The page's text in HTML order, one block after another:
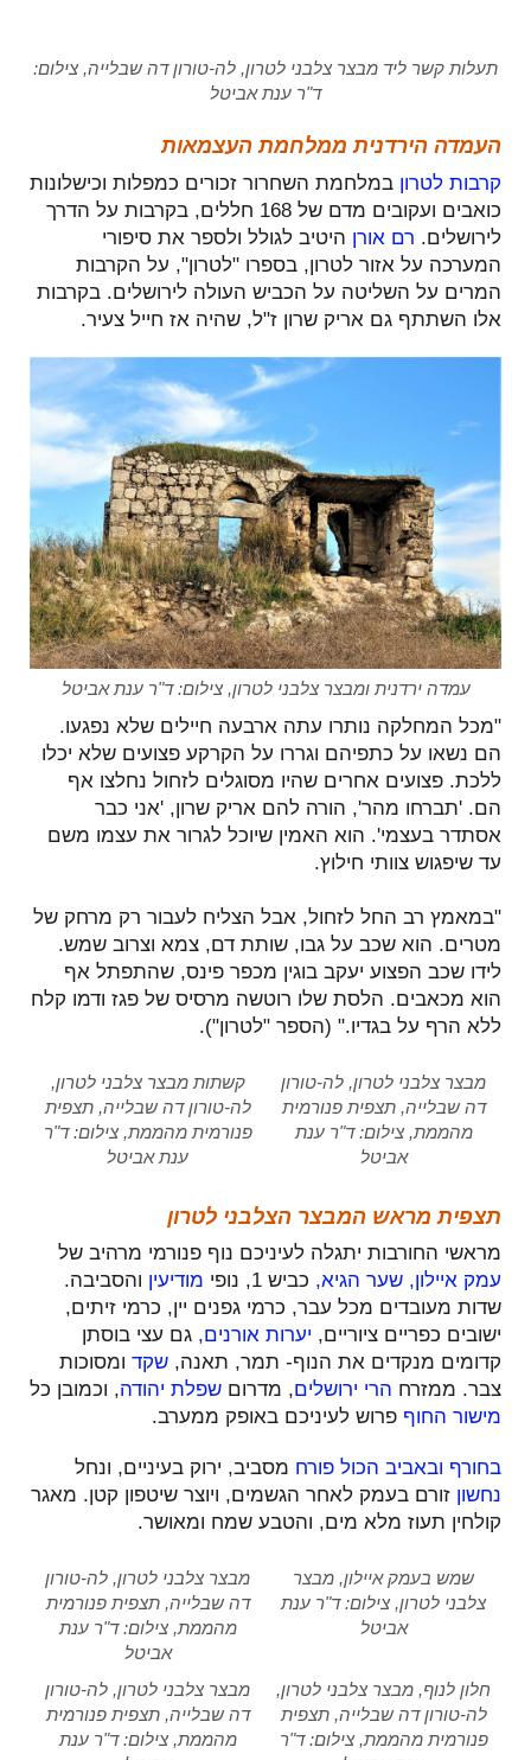
תעלות קשר ליד מבצר צלבני לטרון, לה-טורון דה שבלייה, צילום:
ד"ר ענת אביטל
העמדה הירדנית ממלחמת העצמאות
קרבות לטרון במלחמת השחרור זכורים כמפלות וכישלונות
כואבים ועקובים מדם של 168 חללים, בקרבות על הדרך
לירושלים. רם אורן היטיב לגולל ולספר את סיפורי
המערכה על אזור לטרון, בספרו "לטרון", על הקרבות
המרים על השליטה על הכביש העולה לירושלים. בקרבות
אלו השתתף גם אריק שרון ז"ל, שהיה אז חייל צעיר.
עמדה ירדנית ומבצר צלבני לטרון, צילום: ד"ר ענת אביטל
"מכל המחלקה נותרו עתה ארבעה חיילים שלא נפגעו.
הם נשאו על כתפיהם וגררו על הקרקע פצועים שלא יכלו
ללכת. פצועים אחרים שהיו מסוגלים לזחול נחלצו אף
הם. 'תברחו מהר', הורה להם אריק שרון, 'אני כבר
אסתדר בעצמי'. הוא האמין שיוכל לגרור את עצמו משם
עד שיפגוש צוותי חילוץ.
"במאמץ רב החל לזחול, אבל הצליח לעבור רק מרחק של
מטרים. הוא שכב על גבו, שותת דם, צמא וצרוב שמש.
לידו שכב הפצוע יעקב בוגין מכפר פינס, שהתפתל אף
הוא מכאבים. הלסת שלו רוטשה מרסיס של פגז ודמו קלח
ללא הרף על בגדיו." (הספר "לטרון").
מבצר צלבני לטרון, לה-טורון
דה שבלייה, תצפית פנורמית
מהממת, צילום: ד"ר ענת
אביטל
קשתות מבצר צלבני לטרון,
לה-טורון דה שבלייה, תצפית
פנורמית מהממת, צילום: ד"ר
ענת אביטל
תצפית מראש המבצר הצלבני לטרון
מראשי החורבות יתגלה לעיניכם נוף פנורמי מרהיב של
עמק איילון, שער הגיא, כביש 1, נופי מודיעין והסביבה.
שדות מעובדים מכל עבר, כרמי גפנים יין, כרמי זיתים,
ישובים כפריים ציוריים, יערות אורנים, גם עצי בוסתן
קדומים מנקדים את הנוף- תמר, תאנה, שקד ומסוכות
צבר. ממזרח הרי ירושלים, מדרום שפלת יהודה, וכמובן כל
מישור החוף פרוש לעיניכם באופק ממערב.
בחורף ובאביב הכול פורח מסביב, ירוק בעיניים, ונחל
נחשון זורם בעמק לאחר הגשמים, ויוצר שיטפון קטן. מאגר
קולחין תעוז מלא מים, והטבע שמח ומאושר.
שמש בעמק איילון, מבצר
צלבני לטרון, צילום: ד"ר ענת
אביטל
מבצר צלבני לטרון, לה-טורון
דה שבלייה, תצפית פנורמית
מהממת, צילום: ד"ר ענת
אביטל
חלון לנוף, מבצר צלבני לטרון,
לה-טורון דה שבלייה, תצפית
פנורמית מהממת, צילום: ד"ר
מבצר צלבני לטרון, לה-טורון
דה שבלייה, תצפית פנורמית
מהממת, צילום: ד"ר ענת